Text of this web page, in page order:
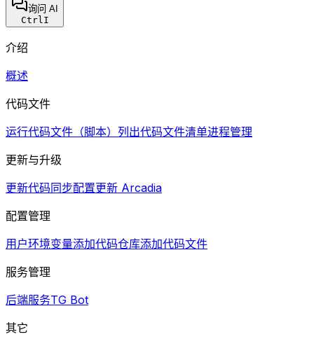
询问 AI
CtrlI
介绍
概述
代码文件
运行代码文件（脚本） 列出代码文件清单进程管理
更新与升级
更新代码同步配置更新 Arcadia
配置管理
用户环境变量添加代码仓库添加代码文件
服务管理
后端服务TG Bot
其它